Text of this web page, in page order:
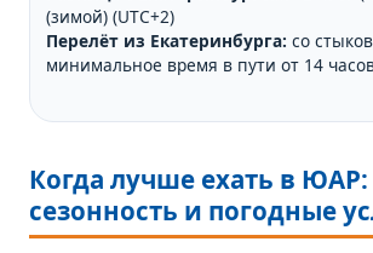
(зимой) (UTC+2)
Перелёт из Екатеринбурга: со
минимальное время в пути от 14
Когда лучше ехать в ЮАР:
сезонность и погодные